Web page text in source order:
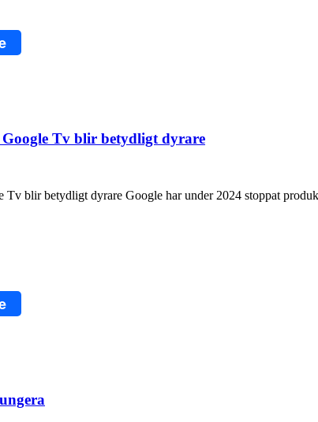
Google Tv blir betydligt dyrare
Tv blir betydligt dyrare Google har under 2024 stoppat